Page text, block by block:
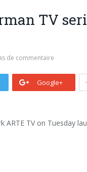
TV
de commentaire
Google+
ARTE TV on Tuesday